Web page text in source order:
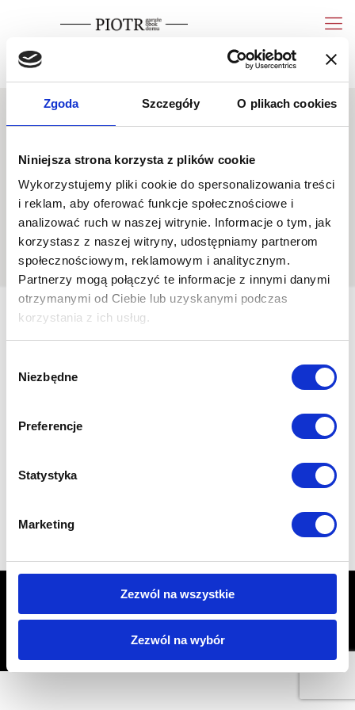
Zgoda Szczegóły O plikach cookies
Niniejsza strona korzysta z plików cookie
Wykorzystujemy pliki cookie do spersonalizowania treści
i reklam, aby oferować funkcje społecznościowe i
analizować ruch w naszej witrynie. Informacje o tym, jak
korzystasz z naszej witryny, udostępniamy partnerom
społecznościowym, reklamowym i analitycznym.
Partnerzy mogą połączyć te informacje z innymi danymi
otrzymanymi od Ciebie lub uzyskanymi podczas
korzystania z ich usług.
zgody
Niezbędne
Preferencje
Statystyka
Marketing
Zezwól na wszystkie
Zezwól na wybór
Pokaż telefon
20180225_193459
PORADY
Garaże z płyty warstwowej od polskiego producenta
CENTRUM OCHRONY PRYWATNOŚCI
Producent garaży śląsk